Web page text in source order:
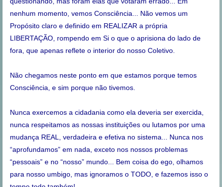
nenhum momento, vemos Consciência... Não vemos um
Propósito claro e definido em REALIZAR a própria
LIBERTAÇÃO, rompendo em Si o que o aprisiona do lado de
fora, que apenas reflete o interior do nosso Coletivo.
Não chegamos neste ponto em que estamos porque temos
Consciência, e sim porque não tivemos.
Nunca exercemos a cidadania como ela deveria ser exercida,
nunca respeitamos as nossas instituições ou lutamos por uma
mudança REAL, verdadeira e efetiva no sistema... Nunca nos
“aprofundamos” em nada, exceto nos nossos problemas
“pessoais” e no “nosso” mundo... Bem coisa do ego, olhamos
para nosso umbigo, mas ignoramos o TODO, e fazemos isso o